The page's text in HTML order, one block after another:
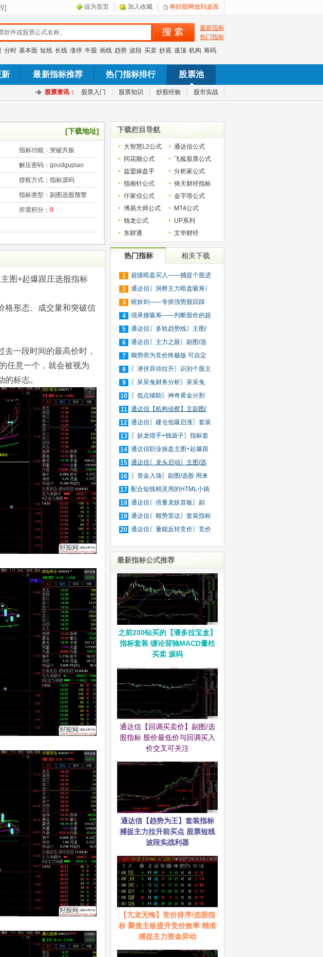
设为首页 加入收藏 将好股网放到桌面
最新指标
热门指标
分时 基本面 短线 长线 涨停 牛股 画线 趋势 波段 买卖 抄底 逃顶 机构 筹码
新 最新指标推荐 热门指标排行 股票池
股票资讯： 股票入门 股票知识 炒股经验 股市实战
[下载地址]
指标功能： 突破共振
解压密码： goodgupiao
授权方式： 指标源码
指标类型： 副图选股预警
所需积分： 0
图+起爆跟庄选股指标
格形态、成交量和突破信
一段时间的最高价时，
任意一个，就会被视为
标志。
下载栏目导航
大智慧L2公式
通达信公式
同花顺公式
飞狐股票公式
益盟操盘手
分析家公式
指南针公式
倚天财经指标
仟家信公式
金字塔公式
博易大师公式
MT4公式
钱龙公式
UP系列
东财通
文华财经
热门指标 相关下载
1
超级暗盘买入——捕捉个股进
入
2
通达信〖洞察主力暗盘吸筹〗
捕
3
斩妖剑——专抓强势股回踩
20日
4
强承接吸筹——判断股价的超
买
5
通达信〖多轨趋势线〗主图/
选
6
通达信〖主力之眼〗副图/选
股
7
顺势而为竞价终极版 可自定
义
8
〖潜伏异动拉升〗识别个股主
力
9
〖呆呆兔财务分析〗呆呆兔
F10
10
〖低点辅助〗神奇黄金分割
+趋
11 通达信【机构侦察】主副图/
选
12 通达信〖建仓低吸启涨〗套装
指
13
〖妖龙猎手+钱袋子〗指标套
装
14 通达信职业操盘主图+起爆跟
庄
15 通达信〖龙头启动〗主图/选
股
16
〖资金入场〗副图/选股 用来
抓
17 配合短线精灵用的HTML小插
件
18 通达信〖倍量龙妖首板〗副
图/
19 通达信〖顺势雷达〗套装指标
20 通达信〖量能反转竞价〗竞价
最新指标公式推荐
之前200钻买的【潘多拉宝盒】
指标套装 缠论背驰MACD量柱
买卖 源码
通达信【回调买卖价】副图/选
股指标 股价最低价与回调买入
价交叉可关注
通达信【趋势为王】套装指标
捕捉主力拉升前买点 股票短线
波段实战利器
【亢龙无悔】竞价排序/选股指
标 聚焦主板提升竞价效率 精准
捕捉主力资金异动